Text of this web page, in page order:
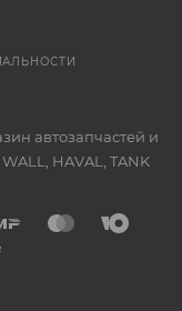
автозапчастей и
HAVAL, TANK